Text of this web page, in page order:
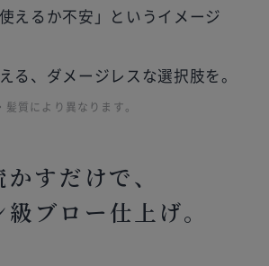
えるか不安」というイメージ
る、ダメージレスな選択肢を。
質により異なります。
かすだけで、
ブロー仕上げ。